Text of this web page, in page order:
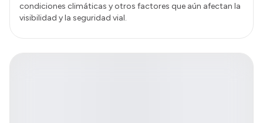
condiciones climáticas y otros factores que aún afectan la
visibilidad y la seguridad vial.